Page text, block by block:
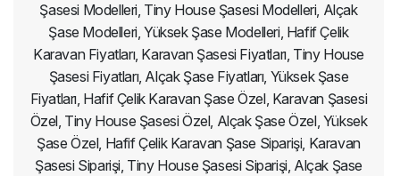
Şasesi Modelleri, Tiny House Şasesi Modelleri, Alçak
Şase Modelleri, Yüksek Şase Modelleri, Hafif Çelik
Karavan Fiyatları, Karavan Şasesi Fiyatları, Tiny House
Şasesi Fiyatları, Alçak Şase Fiyatları, Yüksek Şase
Fiyatları, Hafif Çelik Karavan Şase Özel, Karavan Şasesi
Özel, Tiny House Şasesi Özel, Alçak Şase Özel, Yüksek
Şase Özel, Hafif Çelik Karavan Şase Siparişi, Karavan
Şasesi Siparişi, Tiny House Şasesi Siparişi, Alçak Şase